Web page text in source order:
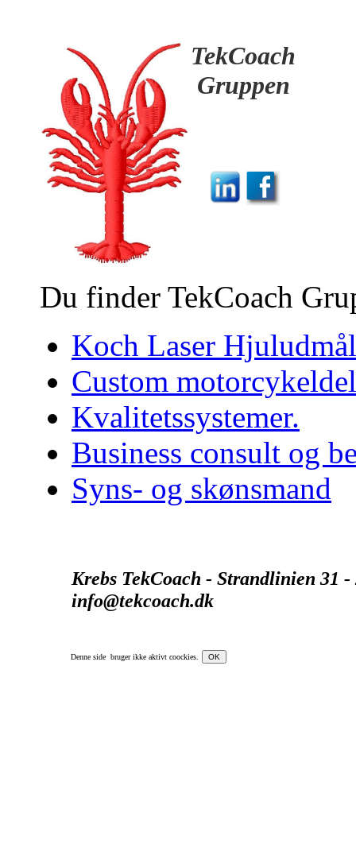
Denne side bruger ikke aktivt coockies.
TekCoach
Gruppen
Du finder TekCoach
Koch Laser
Custom
Kvalitetssystemer.
Business consult og
Syns- og skønsmand
Krebs TekCoach - Strandlinien 31
info@tekcoach.dk